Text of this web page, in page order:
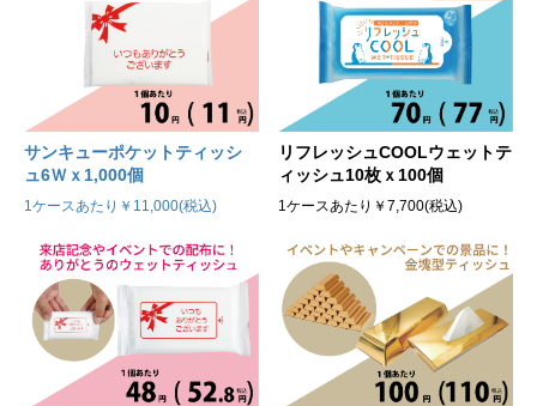
サンキューポケットティッシ
ュ6Ｗｘ1,000個
1ケースあたり￥11,000(税込)
リフレッシュCOOLウェットテ
ィッシュ10枚ｘ100個
1ケースあたり￥7,700(税込)